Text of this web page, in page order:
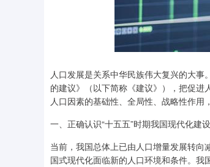
人口发展是关系中华民族伟大复兴的大
的建议》（以下简称《建议》），把促
人口因素的基础性、全局性、战略性作用
一、正确认识“十五五”时期我国现代化建
当前，我国总体上已由人口增量发展转
国式现代化面临新的人口环境和条件。